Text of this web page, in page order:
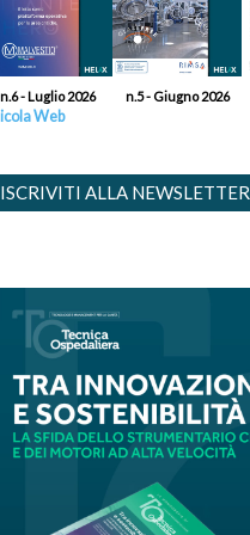
n.6 - Luglio 2026 n.5 - Giugno 2026
Web
ISCRIVITI ALLA NEWSLETTER